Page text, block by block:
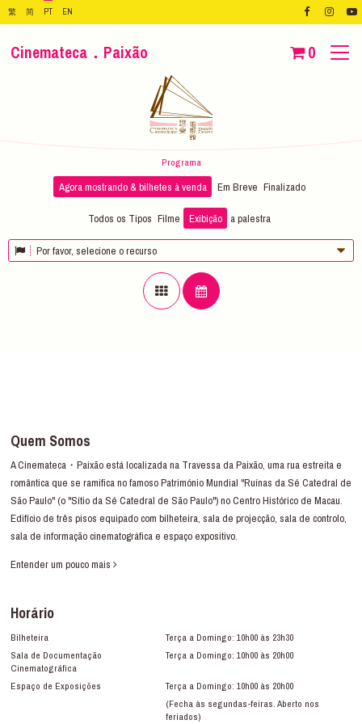
繁 简 PT EN
Cinemateca．Paixão 0
Programa
Agora mostrando & bilhetes à venda Em Breve Finalizado
Todos os Tipos Filme Exibição a palestra
Por favor, selecione o recurso
Quem Somos
A Cinemateca・Paixão está localizada na Travessa da Paixão, uma rua estreita e
romântica que se ramifica no famoso Património Mundial "Ruínas da Sé Catedral de
São Paulo" (o "Sítio da Sé Catedral de São Paulo") no Centro Histórico de Macau.
Edifício de três pisos equipado com bilheteira, sala de projecção, sala de controlo,
sala de informação cinematográfica e espaço expositivo.
Entender um pouco mais
Horário
Bilheteira
Terça a Domingo: 10h00 às 23h30
Sala de Documentação
Cinematográfica
Terça a Domingo: 10h00 às 20h00
Espaço de Exposições
Terça a Domingo: 10h00 às 20h00
(Fecha às segundas-feiras. Aberto nos
feriados)